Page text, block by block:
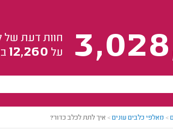
חוות דעת של
על 12,260
> מאלפי כלבים עונים> איך לתת לכלב כדור?